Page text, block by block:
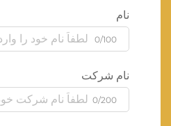
نام
0/100
نام شرکت
0/200